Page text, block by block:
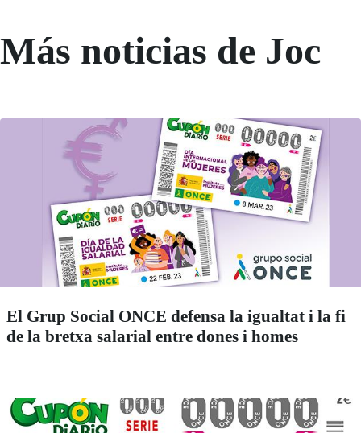
Más noticias de Joc
El Grup Social ONCE defensa la igualtat i la fi
de la bretxa salarial entre dones i homes